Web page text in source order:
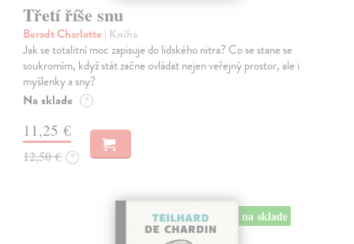
Třetí říše snu
Beradt Charlotte | Kniha
Jak se totalitní moc zapisuje do lidského nitra? Co se stane se
soukromím, když stát začne ovládat nejen veřejný prostor, ale i
myšlenky a sny?
Na sklade ?
11,25 €
12,50 € ?
na sklade